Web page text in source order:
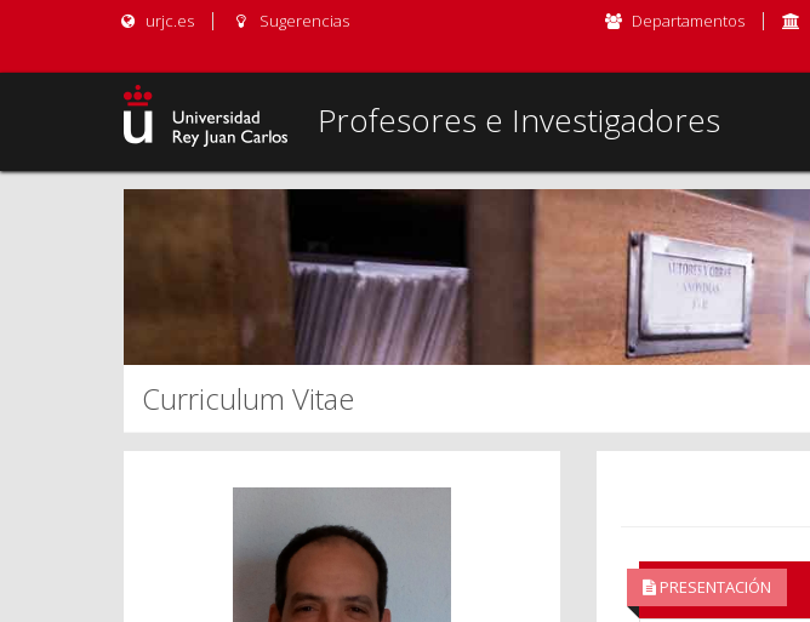
urjc.es Sugerencias Departamentos
Profesores e Investigadores
Curriculum Vitae
PRESENTACIÓN